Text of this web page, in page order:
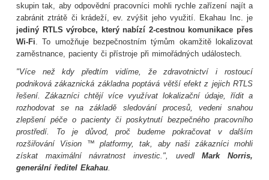
skupin tak, aby odpovědní pracovníci mohli rychle zařízení najít a
zabránit ztrátě či krádeží, ev. zvýšit jeho využití. Ekahau Inc.
je
jediný RTLS výrobce, kterýnabízí 2-cestnou komunikace přes
Wi-Fi . To umožňuje bezpečnostním týmům okamžitě lokalizovat
zaměstnance, pacienty či přístrojepři mimořádných událostech.
"Více než kdy předtím vidíme, žezdravotnictví i
rostoucí
podniková zákaznická základna poptává větší efekt z jejich RTLS
řešení. Zákazníci chtějívíce využívat lokalizační údaje, řídita
rozhodovat se na základě sledování procesů, vedeni snahou
zlepšení péče o pacienty či poskytnutí bezpečného pracovního
prostředí. To je důvod, proč budeme
pokračovat v dalším
rozšiřování
Vision ™ platformy, tak, aby naši zákazníci mohli
získat maximálnínávratnost investic ", uvedlMark Norris,
generální ředitel Ekahau.